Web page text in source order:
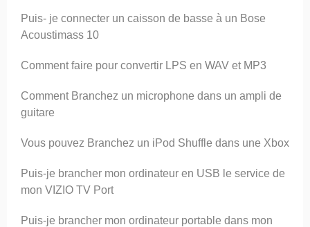
Puis- je connecter un caisson de basse à un Bose
Acoustimass 10
Comment faire pour convertir LPS en WAV et MP3
Comment Branchez un microphone dans un ampli de
guitare
Vous pouvez Branchez un iPod Shuffle dans une Xbox
Puis-je brancher mon ordinateur en USB le service de
mon VIZIO TV Port
Puis-je brancher mon ordinateur portable dans mon